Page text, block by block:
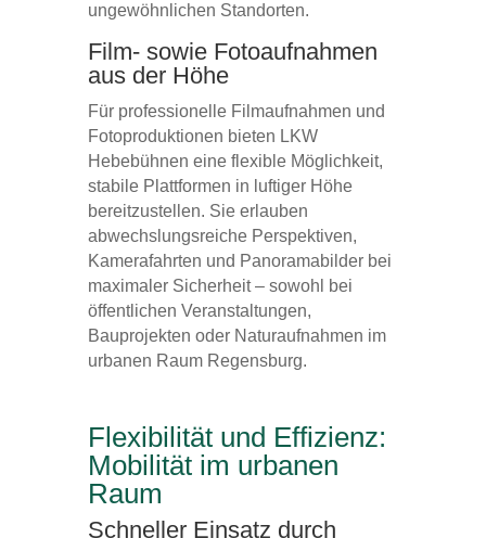
ungewöhnlichen Standorten.
Film- sowie Fotoaufnahmen
aus der Höhe
Für professionelle Filmaufnahmen und
Fotoproduktionen bieten LKW
Hebebühnen eine flexible Möglichkeit,
stabile Plattformen in luftiger Höhe
bereitzustellen. Sie erlauben
abwechslungsreiche Perspektiven,
Kamerafahrten und Panoramabilder bei
maximaler Sicherheit – sowohl bei
öffentlichen Veranstaltungen,
Bauprojekten oder Naturaufnahmen im
urbanen Raum Regensburg.
Flexibilität und Effizienz:
Mobilität im urbanen
Raum
Schneller Einsatz durch